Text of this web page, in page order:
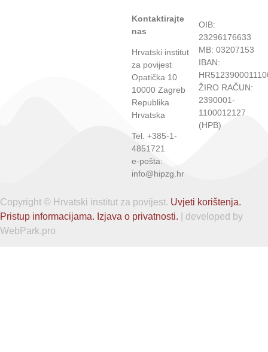
Kontaktirajte
nas
Hrvatski institut
za povijest
Opatička 10
10000 Zagreb
Republika
Hrvatska
Tel. +385-1-
4851721
e-pošta:
info@hipzg.hr
OIB:
23296176633
MB: 03207153
IBAN:
ŽIRO RAČUN:
2390001-
1100012127
(HPB)
Copyright © Hrvatski institut za povijest. Uvjeti korištenja.
Pristup informacijama. Izjava o privatnosti. | developed by
WebPark.pro